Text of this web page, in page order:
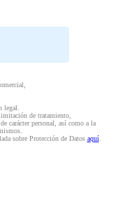
legal.
de tratamiento,
carácter personal, así como a la
sobre Protección de Datos aquí.